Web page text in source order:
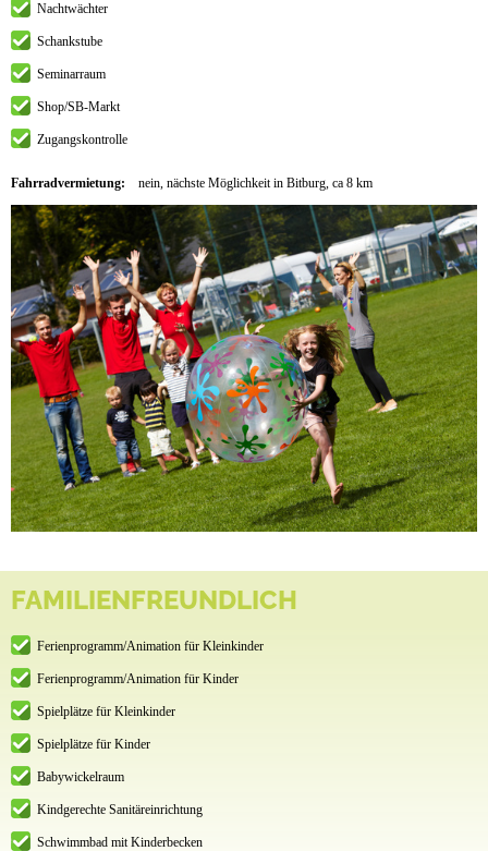
Nachtwächter
Schankstube
Seminarraum
Shop/SB-Markt
Zugangskontrolle
Fahrradvermietung: nein, nächste Möglichkeit in Bitburg, ca 8 km
FAMILIENFREUNDLICH
Ferienprogramm/Animation für Kleinkinder
Ferienprogramm/Animation für Kinder
Spielplätze für Kleinkinder
Spielplätze für Kinder
Babywickelraum
Kindgerechte Sanitäreinrichtung
Schwimmbad mit Kinderbecken